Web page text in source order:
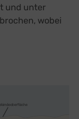
und unter
wobei